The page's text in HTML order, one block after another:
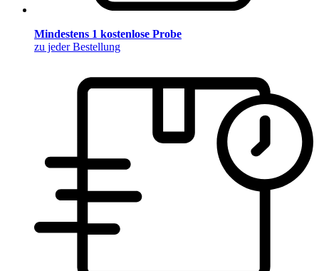
Mindestens 1 kostenlose Probe
zu jeder Bestellung